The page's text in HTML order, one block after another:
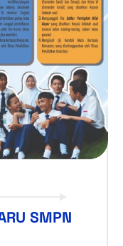
SMPN